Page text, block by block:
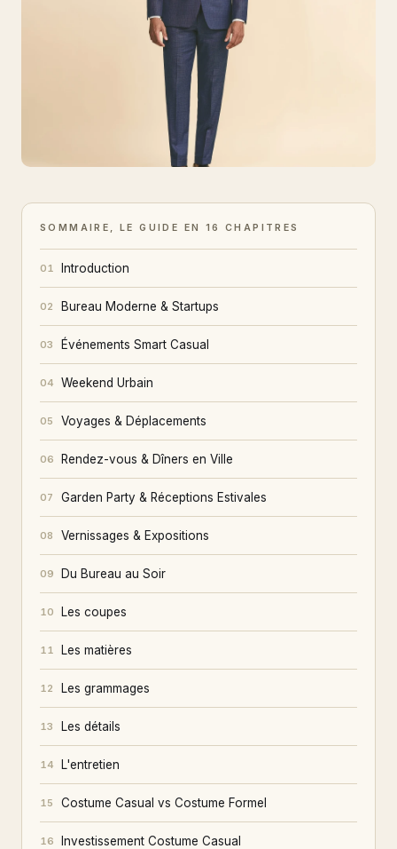
SOMMAIRE, LE GUIDE EN 16 CHAPITRES
01 Introduction
02 Bureau Moderne & Startups
03 Événements Smart Casual
04 Weekend Urbain
05 Voyages & Déplacements
06 Rendez-vous & Dîners en Ville
07 Garden Party & Réceptions Estivales
08 Vernissages & Expositions
09 Du Bureau au Soir
10 Les coupes
11 Les matières
12 Les grammages
13 Les détails
14 L'entretien
15 Costume Casual vs Costume Formel
16 Investissement Costume Casual